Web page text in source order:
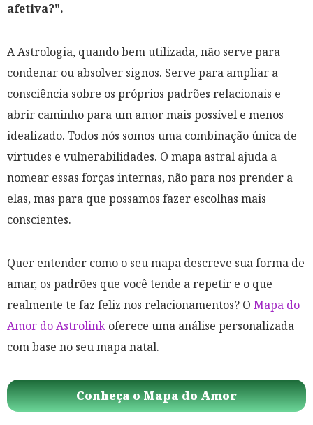
afetiva?".
A Astrologia, quando bem utilizada, não serve para
condenar ou absolver signos. Serve para ampliar a
consciência sobre os próprios padrões relacionais e
abrir caminho para um amor mais possível e menos
idealizado. Todos nós somos uma combinação única de
virtudes e vulnerabilidades. O mapa astral ajuda a
nomear essas forças internas, não para nos prender a
elas, mas para que possamos fazer escolhas mais
conscientes.
Quer entender como o seu mapa descreve sua forma de
amar, os padrões que você tende a repetir e o que
realmente te faz feliz nos relacionamentos? O Mapa do
Amor do Astrolink oferece uma análise personalizada
com base no seu mapa natal.
Conheça o Mapa do Amor